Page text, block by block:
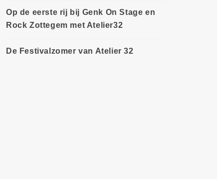
Op de eerste rij bij Genk On Stage en
Rock Zottegem met Atelier32
De Festivalzomer van Atelier 32